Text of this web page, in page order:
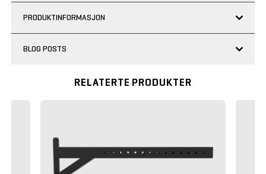
PRODUKTINFORMASJON
BLOG POSTS
RELATERTE PRODUKTER